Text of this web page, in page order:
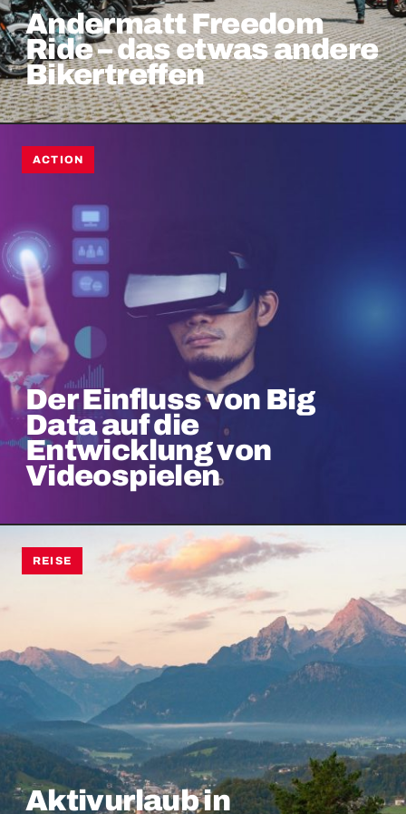
Andermatt Freedom
Ride – das etwas andere
Bikertreffen
ACTION
Der Einfluss von Big
Data auf die
Entwicklung von
Videospielen
REISE
Aktivurlaub in